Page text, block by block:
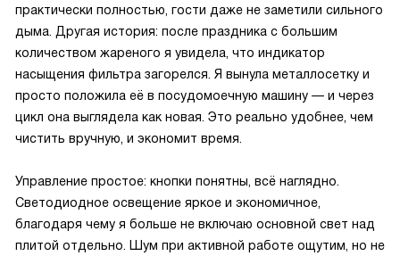
практически полностью, гости даже не заметили сильного
дыма. Другая история: после праздника с большим
количеством жареного я увидела, что индикатор
насыщения фильтра загорелся. Я вынула металлосетку и
просто положила её в посудомоечную машину — и через
цикл она выглядела как новая. Это реально удобнее, чем
чистить вручную, и экономит время.
Управление простое: кнопки понятны, всё наглядно.
Светодиодное освещение яркое и экономичное,
благодаря чему я больше не включаю основной свет над
плитой отдельно. Шум при активной работе ощутим, но не